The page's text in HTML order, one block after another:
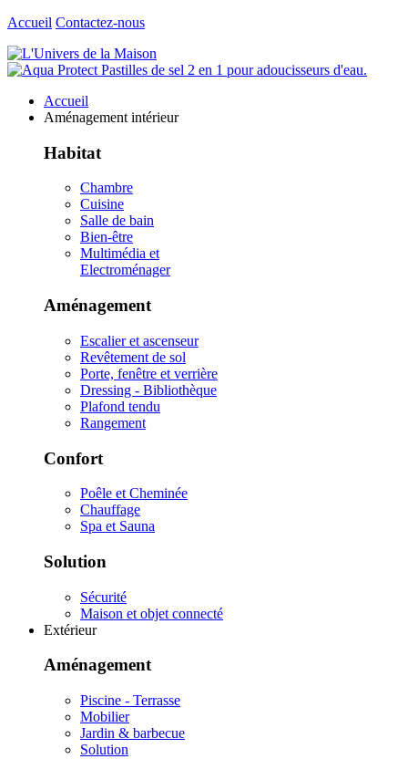
Accueil Contactez-nous
Accueil
Aménagement intérieur
Habitat
Chambre
Cuisine
Salle de bain
Bien-être
Multimédia et
Electroménager
Aménagement
Escalier et ascenseur
Revêtement de sol
Porte, fenêtre et verrière
Dressing - Bibliothèque
Plafond tendu
Rangement
Confort
Poêle et Cheminée
Chauffage
Spa et Sauna
Solution
Sécurité
Maison et objet connecté
Extérieur
Aménagement
Piscine - Terrasse
Mobilier
Jardin & barbecue
Solution